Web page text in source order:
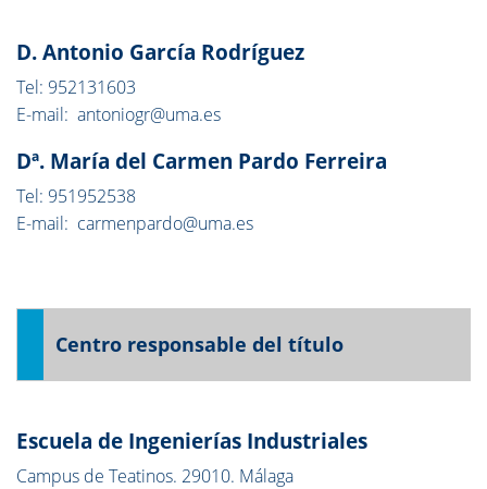
D. Antonio García Rodríguez
Tel: 952131603
E-mail: antoniogr@uma.es
Dª. María del Carmen Pardo Ferreira
Tel: 951952538
E-mail: carmenpardo@uma.es
Centro responsable del título
Escuela de Ingenierías Industriales
Campus de Teatinos. 29010. Málaga